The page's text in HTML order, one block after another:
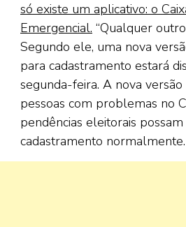
só existe um aplicativo: o
Emergencial. “Qualquer
Segundo ele, uma nova
para cadastramento estará
segunda-feira. A nova
pessoas com problemas no
pendências eleitorais
cadastramento normalmente.